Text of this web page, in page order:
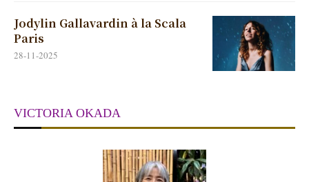
Jodylin Gallavardin à la Scala
Paris
28-11-2025
VICTORIA OKADA